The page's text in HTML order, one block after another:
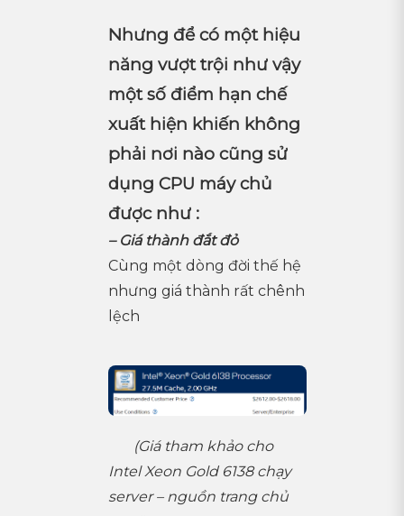
Nhưng để có một hiệu
năng vượt trội như vậy
một số điểm hạn chế
xuất hiện khiến không
phải nơi nào cũng sử
dụng CPU máy chủ
được như :
– Giá thành đắt đỏ
Cùng một dòng đời thế hệ
nhưng giá thành rất chênh
lệch
(Giá tham khảo cho
Intel Xeon Gold 6138 chạy
server – nguồn trang chủ